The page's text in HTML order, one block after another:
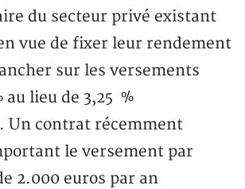
du secteur privé existant
vue de fixer leur rendement
sur les versements
au lieu de 3,25 %
Un contrat récemment
le versement par
2.000 euros par an